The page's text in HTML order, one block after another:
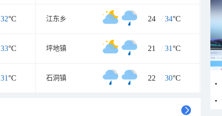
32°C 江东乡 24 / 34°C
33°C 坪地镇 21 / 31°C
31°C 石洞镇 22 / 30°C